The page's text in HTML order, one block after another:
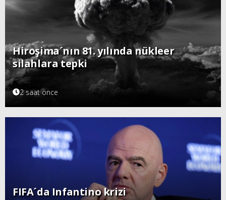
Hiroşima´nın 81. yılında nükleer
silahlara tepki
2 saat önce
FIFA´da Infantino krizi